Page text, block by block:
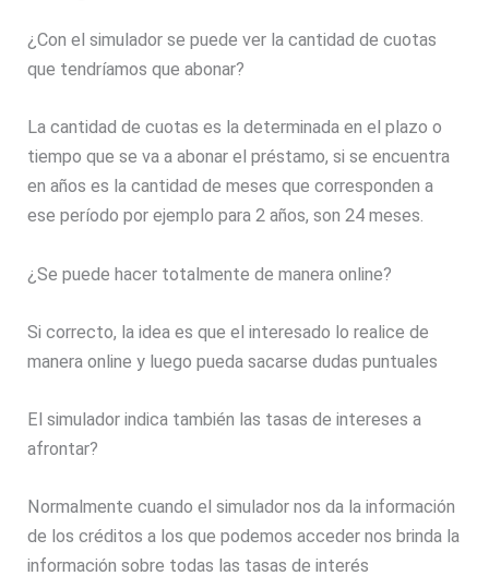
¿Con el simulador se puede ver la cantidad de cuotas
que tendríamos que abonar?
La cantidad de cuotas es la determinada en el plazo o
tiempo que se va a abonar el préstamo, si se encuentra
en años es la cantidad de meses que corresponden a
ese período por ejemplo para 2 años, son 24 meses.
¿Se puede hacer totalmente de manera online?
Si correcto, la idea es que el interesado lo realice de
manera online y luego pueda sacarse dudas puntuales
El simulador indica también las tasas de intereses a
afrontar?
Normalmente cuando el simulador nos da la información
de los créditos a los que podemos acceder nos brinda la
información sobre todas las tasas de interés